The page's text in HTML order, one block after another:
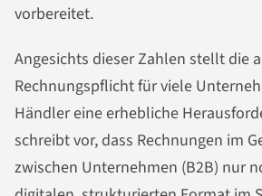
vorbereitet.
Angesichts dieser Zahlen stellt die
Rechnungspflicht für viele
Händler eine erhebliche
schreibt vor, dass Rechnungen im
zwischen Unternehmen (B2B) nur